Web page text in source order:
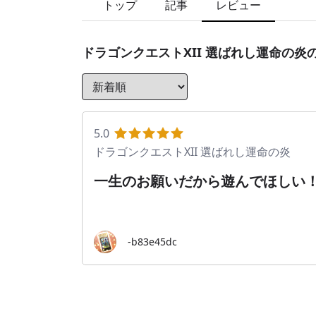
トップ 記事 レビュー
ドラゴンクエストXII 選ばれし運命の炎
5.0
ドラゴンクエストXII 選ばれし運命の炎
一生のお願いだから遊んでほしい
-b83e45dc